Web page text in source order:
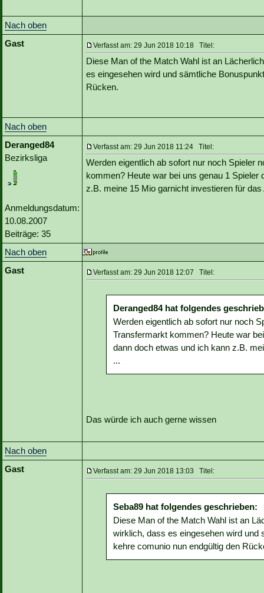
Nach oben
Gast
Verfasst am: 29 Jun 2018 10:18 Titel:
Diese Man of the Match Wahl ist an
es eingesehen wird und sämtliche
Rücken.
Nach oben
Deranged84
Bezirksliga
Anmeldungsdatum:
10.08.2007
Beiträge: 35
Verfasst am: 29 Jun 2018 11:24 Titel:
Werden eigentlich ab sofort nur noch Spieler
kommen? Heute war bei uns genau 1
z.B. meine 15 Mio garnicht investieren für das
Nach oben
Gast
Verfasst am: 29 Jun 2018 12:07 Titel:
Deranged84 hat folgendes
Werden eigentlich ab sofort nur noch
Transfermarkt kommen? Heute war
dann doch etwas und ich kann z.B.
...
Das würde ich auch gerne wissen
Nach oben
Gast
Verfasst am: 29 Jun 2018 13:03 Titel:
Seba89 hat folgendes geschrieben:
Diese Man of the Match Wahl ist an
wirklich, dass es eingesehen wird und
kehre comunio nun endgültig den